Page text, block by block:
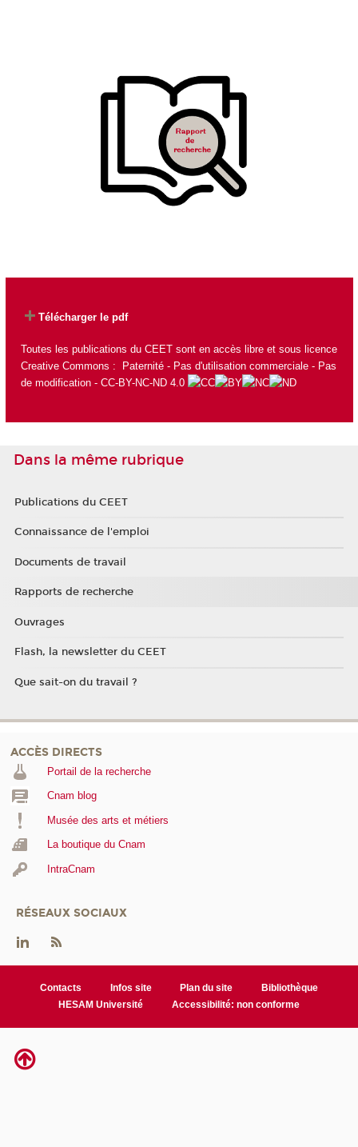
Télécharger le pdf
Toutes les publications du CEET sont en accès libre et sous licence
Creative Commons : Paternité - Pas d'utilisation commerciale - Pas
de modification - CC-BY-NC-ND 4.0
Dans la même rubrique
Publications du CEET
Connaissance de l'emploi
Documents de travail
Rapports de recherche
Ouvrages
Flash, la newsletter du CEET
Que sait-on du travail ?
ACCÈS DIRECTS
Portail de la recherche
Cnam blog
Musée des arts et métiers
La boutique du Cnam
IntraCnam
RÉSEAUX SOCIAUX
Contacts Infos site Plan du site
Bibliothèque
HESAM Université
Accessibilité: non conforme